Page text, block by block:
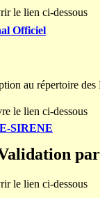
le lien ci-dessous
au répertoire
le lien ci-dessous
le lien ci-dessous
Officiel
SIRENE